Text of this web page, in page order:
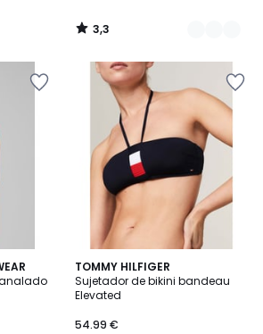
3,3
/
TOMMY HILFIGER
Sujetador de bikini bandeau
Elevated
54.99 €